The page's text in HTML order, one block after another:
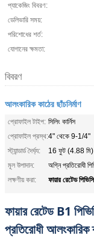
প্যাকেজিং বিবরণ:
ডেলিভারি সময়:
পরিশোধের শর্ত:
যোগানের ক্ষমতা:
বিবরণ
আলংকারিক কাঠের ছাঁচনির্মাণ
প্রোফাইল টাইপ: সিলিং কার্নিস
প্রোফাইল প্রস্থ:4" থেকে 9-1/4"
স্ট্যান্ডার্ড দৈর্ঘ্য:
16 ফুট (4.88 মি)
মূল উপাদান:
অগ্নি প্রতিরোধী
লক্ষণীয় করা:
ফায়ার রেটেড
ফায়ার রেটেড B1
প্রতিরোধী আলংকারিক